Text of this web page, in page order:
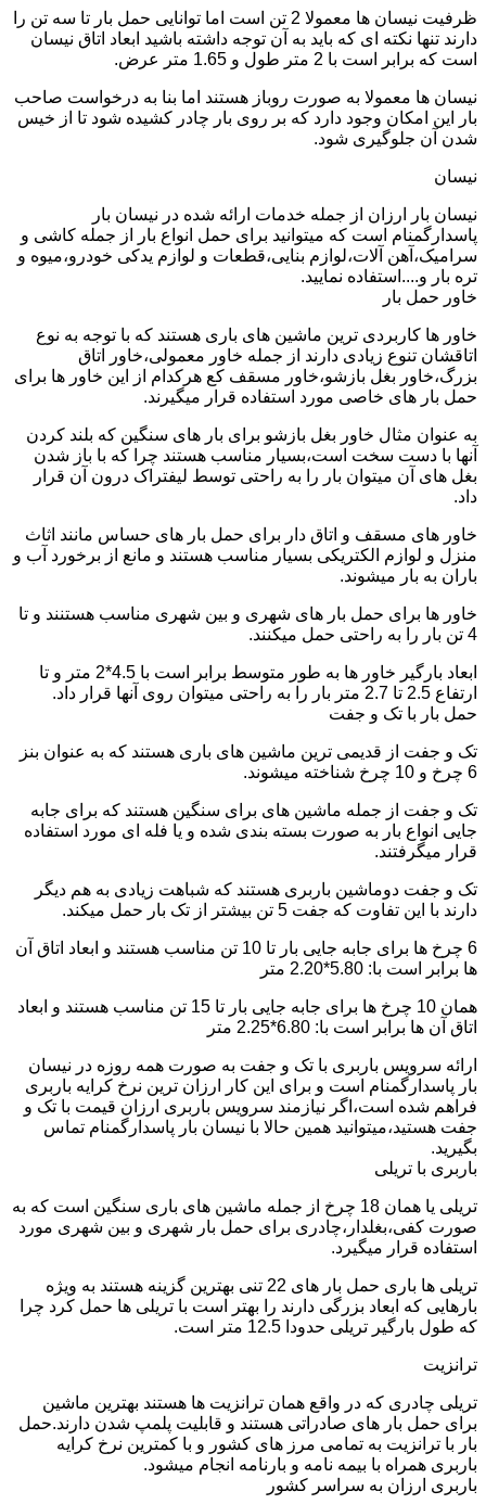
ظرفیت نیسان ها معمولا 2 تن است اما توانایی حمل بار تا سه تن را
دارند تنها نکته ای که باید به آن توجه داشته باشید ابعاد اتاق نیسان
است که برابر است با 2 متر طول و 1.65 متر عرض.
نیسان ها معمولا به صورت روباز هستند اما بنا به درخواست صاحب
بار این امکان وجود دارد که بر روی بار چادر کشیده شود تا از خیس
شدن آن جلوگیری شود.
نیسان
نیسان بار ارزان از جمله خدمات ارائه شده در نیسان بار
پاسدارگمنام است که میتوانید برای حمل انواع بار از جمله کاشی و
سرامیک،آهن آلات،لوازم بنایی،قطعات و لوازم یدکی خودرو،میوه و
تره بار و....استفاده نمایید.
خاور حمل بار
خاور ها کاربردی ترین ماشین های باری هستند که با توجه به نوع
اتاقشان تنوع زیادی دارند از جمله خاور معمولی،خاور اتاق
بزرگ،خاور بغل بازشو،خاور مسقف کع هرکدام از این خاور ها برای
حمل بار های خاصی مورد استفاده قرار میگیرند.
به عنوان مثال خاور بغل بازشو برای بار های سنگین که بلند کردن
آنها با دست سخت است،بسیار مناسب هستند چرا که با باز شدن
بغل های آن میتوان بار را به راحتی توسط لیفتراک درون آن قرار
داد.
خاور های مسقف و اتاق دار برای حمل بار های حساس مانند اثاث
منزل و لوازم الکتریکی بسیار مناسب هستند و مانع از برخورد آب و
باران به بار میشوند.
خاور ها برای حمل بار های شهری و بین شهری مناسب هستنند و تا
4 تن بار را به راحتی حمل میکنند.
ابعاد بارگیر خاور ها به طور متوسط برابر است با 4.5*2 متر و تا
ارتفاع 2.5 تا 2.7 متر بار را به راحتی میتوان روی آنها قرار داد.
حمل بار با تک و جفت
تک و جفت از قدیمی ترین ماشین های باری هستند که به عنوان بنز
6 چرخ و 10 چرخ شناخته میشوند.
تک و جفت از جمله ماشین های برای سنگین هستند که برای جابه
جایی انواع بار به صورت بسته بندی شده و یا فله ای مورد استفاده
قرار میگرفتند.
تک و جفت دوماشین باربری هستند که شباهت زیادی به هم دیگر
دارند با این تفاوت که جفت 5 تن بیشتر از تک بار حمل میکند.
6 چرخ ها برای جابه جایی بار تا 10 تن مناسب هستند و ابعاد اتاق آن
ها برابر است با: 5.80*2.20 متر
همان 10 چرخ ها برای جابه جایی بار تا 15 تن مناسب هستند و ابعاد
اتاق آن ها برابر است با: 6.80*2.25 متر
ارائه سرویس باربری با تک و جفت به صورت همه روزه در نیسان
بار پاسدارگمنام است و برای این کار ارزان ترین نرخ کرایه باربری
فراهم شده است،اگر نیازمند سرویس باربری ارزان قیمت با تک و
جفت هستید،میتوانید همین حالا با نیسان بار پاسدارگمنام تماس
بگیرید.
باربری با تریلی
تریلی یا همان 18 چرخ از جمله ماشین های باری سنگین است که به
صورت کفی،بغلدار،چادری برای حمل بار شهری و بین شهری مورد
استفاده قرار میگیرد.
تریلی ها باری حمل بار های 22 تنی بهترین گزینه هستند به ویژه
بارهایی که ابعاد بزرگی دارند را بهتر است با تریلی ها حمل کرد چرا
که طول بارگیر تریلی حدودا 12.5 متر است.
ترانزیت
تریلی چادری که در واقع همان ترانزیت ها هستند بهترین ماشین
برای حمل بار های صادراتی هستند و قابلیت پلمپ شدن دارند.حمل
بار با ترانزیت به تمامی مرز های کشور و با کمترین نرخ کرایه
باربری همراه با بیمه نامه و بارنامه انجام میشود.
باربری ارزان به سراسر کشور